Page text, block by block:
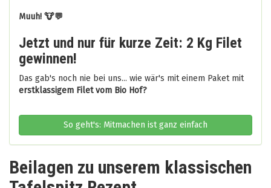
Muuh! 🐮💬
Jetzt und nur für kurze Zeit: 2 Kg Filet
gewinnen!
Das gab's noch nie bei uns... wie wär's mit einem Paket mit
erstklassigem Filet vom Bio Hof?
So geht's: Mitmachen ist ganz einfach
Beilagen zu unserem klassischen